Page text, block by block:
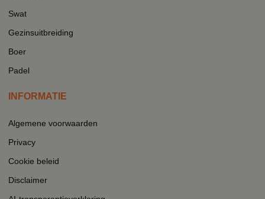
Swat
Gezinsuitbreiding
Boer
Padel
INFORMATIE
Algemene voorwaarden
Privacy
Cookie beleid
Disclaimer